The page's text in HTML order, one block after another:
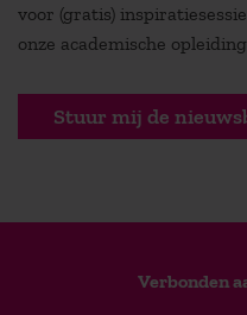
voor (gratis)
onze academische
Stuur mij de
Verbonden